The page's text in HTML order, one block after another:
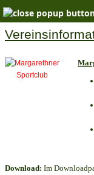
Download: Im